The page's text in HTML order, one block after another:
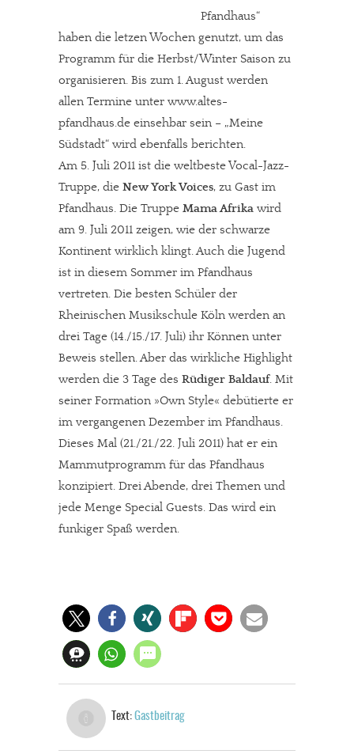
Pfandhaus“
haben die letzen Wochen genutzt, um das
Programm für die Herbst/Winter Saison zu
organisieren. Bis zum 1. August werden
allen Termine unter www.altes-
pfandhaus.de einsehbar sein – „Meine
Südstadt“ wird ebenfalls berichten.
Am 5. Juli 2011 ist die weltbeste Vocal-Jazz-
Truppe, die New York Voices, zu Gast im
Pfandhaus. Die Truppe Mama Afrika wird
am 9. Juli 2011 zeigen, wie der schwarze
Kontinent wirklich klingt. Auch die Jugend
ist in diesem Sommer im Pfandhaus
vertreten. Die besten Schüler der
Rheinischen Musikschule Köln werden an
drei Tage (14./15./17. Juli) ihr Können unter
Beweis stellen. Aber das wirkliche Highlight
werden die 3 Tage des Rüdiger Baldauf. Mit
seiner Formation »Own Style« debütierte er
im vergangenen Dezember im Pfandhaus.
Dieses Mal (21./21./22. Juli 2011) hat er ein
Mammutprogramm für das Pfandhaus
konzipiert. Drei Abende, drei Themen und
jede Menge Special Guests. Das wird ein
funkiger Spaß werden.
Text: Gastbeitrag